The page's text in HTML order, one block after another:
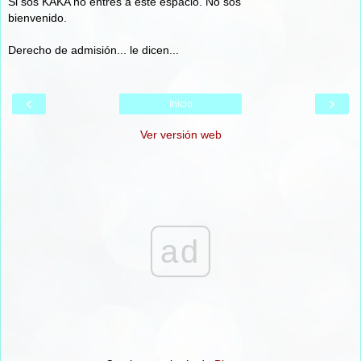
bienvenido.
Derecho de admisión... le dicen...
‹ ›
Inicio
Ver versión web
ad